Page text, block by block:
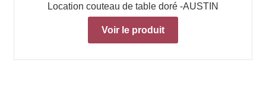
Location couteau de table doré -AUSTIN
Voir le produit